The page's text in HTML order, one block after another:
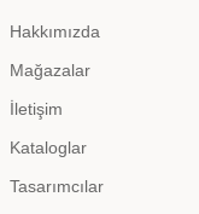
Hakkımızda
Mağazalar
İletişim
Kataloglar
Tasarımcılar